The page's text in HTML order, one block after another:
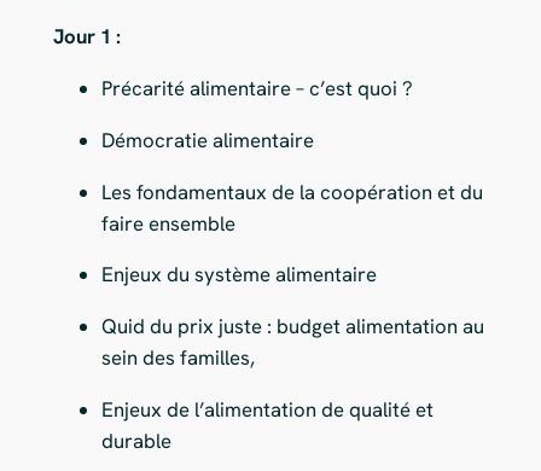
Jour 1 :
Précarité alimentaire – c’est quoi ?
Démocratie alimentaire
Les fondamentaux de la coopération et du
faire ensemble
Enjeux du système alimentaire
Quid du prix juste : budget alimentation au
sein des familles,
Enjeux de l’alimentation de qualité et
durable